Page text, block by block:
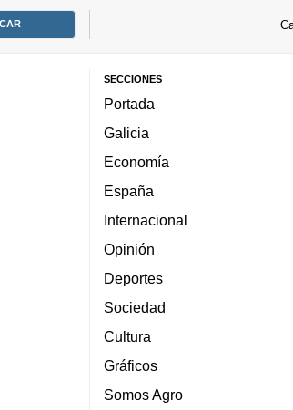
SECCIONES
Portada
Galicia
Economía
España
Internacional
Opinión
Deportes
Sociedad
Cultura
Gráficos
Somos Agro